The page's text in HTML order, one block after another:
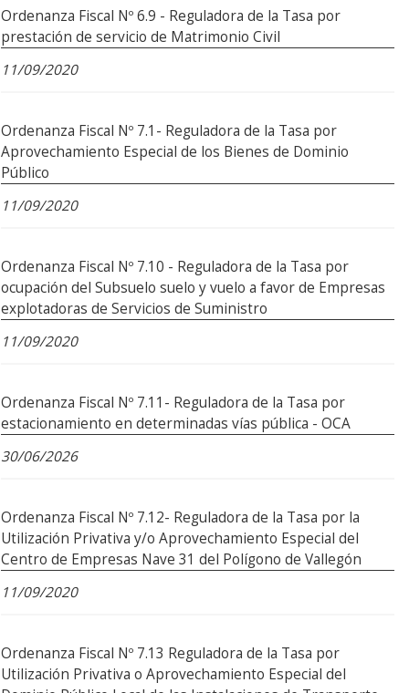
Ordenanza Fiscal Nº 6.9 - Reguladora de la Tasa por
prestación de servicio de Matrimonio Civil
11/09/2020
Ordenanza Fiscal Nº 7.1- Reguladora de la Tasa por
Aprovechamiento Especial de los Bienes de Dominio
Público
11/09/2020
Ordenanza Fiscal Nº 7.10 - Reguladora de la Tasa por
ocupación del Subsuelo suelo y vuelo a favor de Empresas
explotadoras de Servicios de Suministro
11/09/2020
Ordenanza Fiscal Nº 7.11- Reguladora de la Tasa por
estacionamiento en determinadas vías pública - OCA
30/06/2026
Ordenanza Fiscal Nº 7.12- Reguladora de la Tasa por la
Utilización Privativa y/o Aprovechamiento Especial del
Centro de Empresas Nave 31 del Polígono de Vallegón
11/09/2020
Ordenanza Fiscal Nº 7.13 Reguladora de la Tasa por
Utilización Privativa o Aprovechamiento Especial del